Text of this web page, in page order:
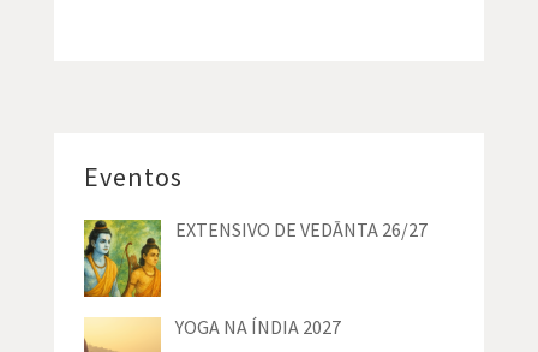
Eventos
EXTENSIVO DE VEDĀNTA 26/27
YOGA NA ÍNDIA 2027